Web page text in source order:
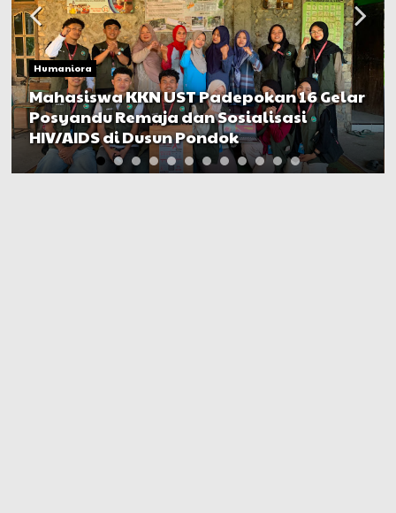
Humaniora
Mahasiswa KKN UST Padepokan 16 Gelar
Posyandu Remaja dan Sosialisasi
HIV/AIDS di Dusun Pondok